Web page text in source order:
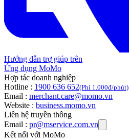
Hướng dẫn trợ giúp trên
Ứng dụng MoMo
Hợp tác doanh nghiệp
Hotline : 1900 636 652(Phí 1.000đ/phút)
Email : merchant.care@momo.vn
Website : business.momo.vn
Liên hệ truyền thông
Email : pr@mservice.com.vn
Kết nối với MoMo